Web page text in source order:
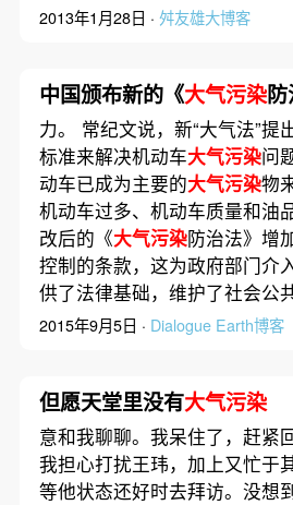
2013年1月28日 · 舛友雄大博客
中国颁布新的《大气污染防
力。 常纪文说，新“大气法”提
标准来解决机动车大气污染问
动车已成为主要的大气污染物
机动车过多、机动车质量和油
改后的《大气污染防治法》增
控制的条款，这为政府部门介
供了法律基础，维护了社会
2015年9月5日 · Dialogue Earth博客
但愿天堂里没有大气污染
意和我聊聊。我呆住了，赶紧
我担心打扰王玮，加上又忙于
等他状态还好时去拜访。没想